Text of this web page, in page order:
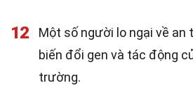
12
Một số người lo ngại về an
biến đổi gen và tác động
trường.